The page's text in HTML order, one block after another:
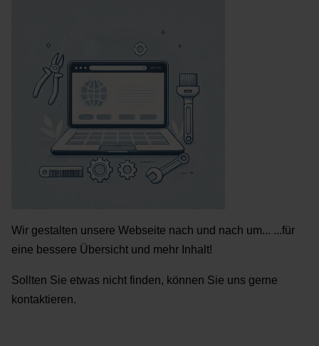
Wir gestalten unsere Webseite nach und nach um... ...für
eine bessere Übersicht und mehr Inhalt!
Sollten Sie etwas nicht finden, können Sie uns gerne
kontaktieren.